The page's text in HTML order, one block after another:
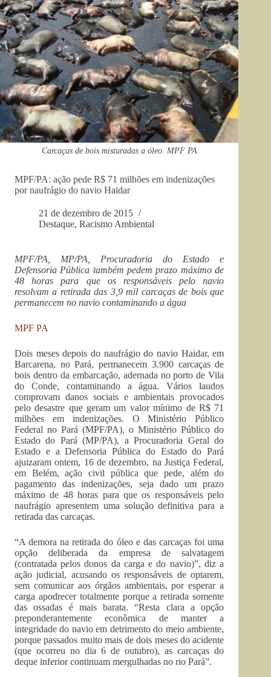
Carcaças de bois misturadas a óleo. MPF PA
MPF/PA: ação pede R$ 71 milhões em indenizações
por naufrágio do navio Haidar
21 de dezembro de 2015
Destaque, Racismo Ambiental
MPF/PA, MP/PA, Procuradoria do Estado e
Defensoria Pública também pedem prazo máximo de
48 horas para que os responsáveis pelo navio
resolvam a retirada das 3,9 mil carcaças de bois que
permanecem no navio contaminando a água
MPF PA
Dois meses depois do naufrágio do navio Haidar, em
Barcarena, no Pará, permanecem 3.900 carcaças de
bois dentro da embarcação, adernada no porto de Vila
do Conde, contaminando a água. Vários laudos
comprovam danos sociais e ambientais provocados
pelo desastre que geram um valor mínimo de R$ 71
milhões em indenizações. O Ministério Público
Federal no Pará (MPF/PA), o Ministério Público do
Estado do Pará (MP/PA), a Procuradoria Geral do
Estado e a Defensoria Pública do Estado do Pará
ajuizaram ontem, 16 de dezembro, na Justiça Federal,
em Belém, ação civil pública que pede, além do
pagamento das indenizações, seja dado um prazo
máximo de 48 horas para que os responsáveis pelo
naufrágio apresentem uma solução definitiva para a
retirada das carcaças.
“A demora na retirada do óleo e das carcaças foi uma
opção deliberada da empresa de salvatagem
(contratada pelos donos da carga e do navio)”, diz a
ação judicial, acusando os responsáveis de optarem,
sem comunicar aos órgãos ambientais, por esperar a
carga apodrecer totalmente porque a retirada somente
das ossadas é mais barata. “Resta clara a opção
preponderantemente econômica de manter a
integridade do navio em detrimento do meio ambiente,
porque passados muito mais de dois meses do acidente
(que ocorreu no dia 6 de outubro), as carcaças do
deque inferior continuam mergulhadas no rio Pará”.